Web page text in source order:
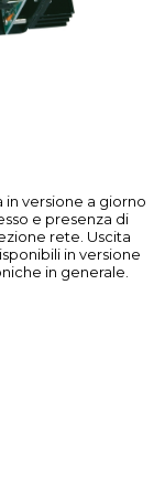
versione a giorno
e presenza di
rete. Uscita
in versione
in generale.